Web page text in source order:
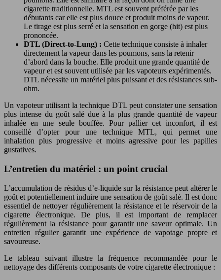
cigarette traditionnelle. MTL est souvent préférée par les
débutants car elle est plus douce et produit moins de vapeur.
Le tirage est plus serré et la sensation en gorge (hit) est plus
prononcée.
DTL (Direct-to-Lung) : Cette technique consiste à inhaler
directement la vapeur dans les poumons, sans la retenir
d’abord dans la bouche. Elle produit une grande quantité de
vapeur et est souvent utilisée par les vapoteurs expérimentés.
DTL nécessite un matériel plus puissant et des résistances sub-
ohm.
Un vapoteur utilisant la technique DTL peut constater une sensation
plus intense du goût salé due à la plus grande quantité de vapeur
inhalée en une seule bouffée. Pour pallier cet inconfort, il est
conseillé d’opter pour une technique MTL, qui permet une
inhalation plus progressive et moins agressive pour les papilles
gustatives.
L’entretien du matériel : un point crucial
L’accumulation de résidus d’e-liquide sur la résistance peut altérer le
goût et potentiellement induire une sensation de goût salé. Il est donc
essentiel de nettoyer régulièrement la résistance et le réservoir de la
cigarette électronique. De plus, il est important de remplacer
régulièrement la résistance pour garantir une saveur optimale. Un
entretien régulier garantit une expérience de vapotage propre et
savoureuse.
Le tableau suivant illustre la fréquence recommandée pour le
nettoyage des différents composants de votre cigarette électronique :